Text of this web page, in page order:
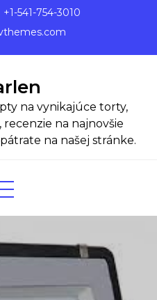
+1-541-754-3010
na vynikajúce torty,
recenzie na najnovšie
na našej stránke.